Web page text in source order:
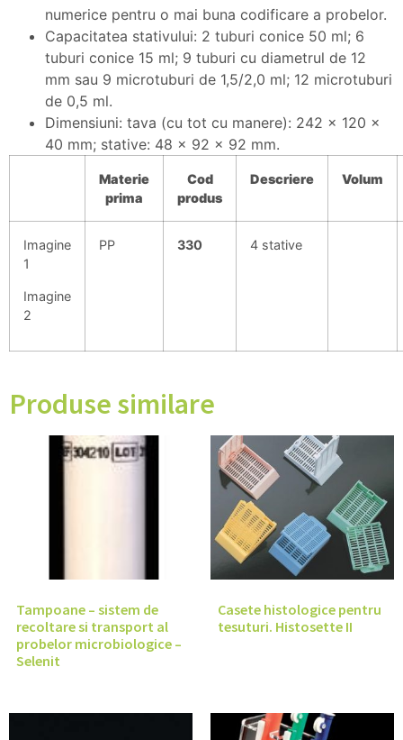
numerice pentru o mai buna codificare a probelor.
Capacitatea stativului: 2 tuburi conice 50 ml; 6
tuburi conice 15 ml; 9 tuburi cu diametrul de 12
mm sau 9 microtuburi de 1,5/2,0 ml; 12 microtuburi
de 0,5 ml.
Dimensiuni: tava (cu tot cu manere): 242 x 120 x
40 mm; stative: 48 x 92 x 92 mm.
Materie
prima
Cod
produs
Descriere Volum
Imagine
1
Imagine
2
PP 330 4 stative
Produse similare
Tampoane – sistem de
recoltare si transport al
probelor microbiologice –
Selenit
Casete histologice pentru
tesuturi. Histosette II